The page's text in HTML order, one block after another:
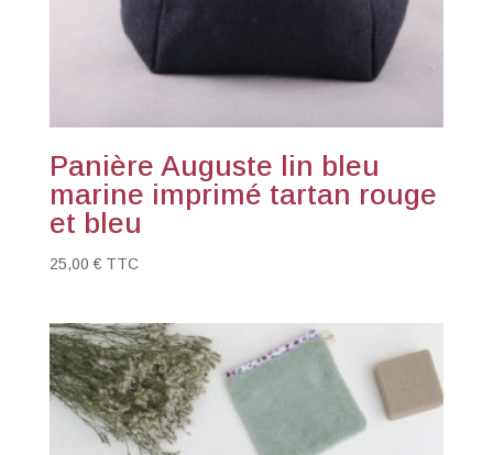
Panière Auguste lin bleu
marine imprimé tartan rouge
et bleu
25,00€ TTC